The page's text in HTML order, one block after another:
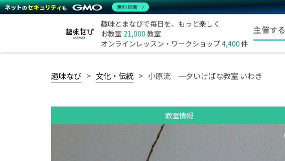
趣味とまなびで毎日を、もっと楽しく
お教室 21,000 教室
オンラインレッスン・ワークショップ4,400 件
主催する
趣味なび 文化・伝統 小原流 一夕いけばな教室 いわき
教室情報
無料診断